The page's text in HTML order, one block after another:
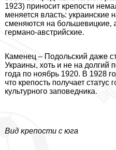
1923) приносит крепости
меняется власть: украинские
сменяются на большевицкие,
германо-австрийские.
Каменец – Подольский даже
Украины, хоть и не на долгий
года по ноябрь 1920. В 1928
что крепость получает статус
культурного заповедника.
Вид крепости с юга